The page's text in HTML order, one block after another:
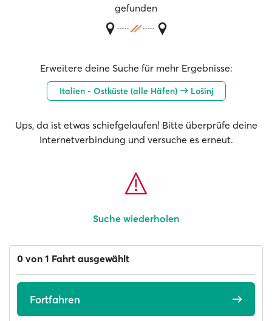
gefunden
Erweitere deine Suche für mehr Ergebnisse:
Italien - Ostküste (alle Häfen) Lošinj
Ups, da ist etwas schiefgelaufen! Bitte überprüfe deine
Internetverbindung und versuche es erneut.
Suche wiederholen
0 von 1 Fahrt ausgewählt
Fortfahren